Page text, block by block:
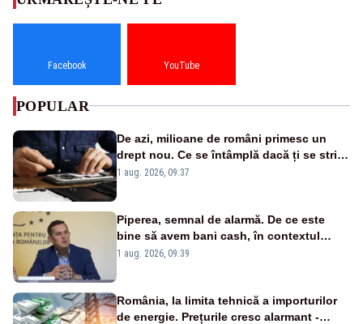
Facebook YouTube
POPULAR
De azi, milioane de români primesc un
drept nou. Ce se întâmplă dacă ți se strică
un produs
1 aug. 2026, 09:37
Piperea, semnal de alarmă. De ce este
bine să avem bani cash, în contextul
alertei energetice?
1 aug. 2026, 09:39
România, la limita tehnică a importurilor
de energie. Prețurile cresc alarmant -